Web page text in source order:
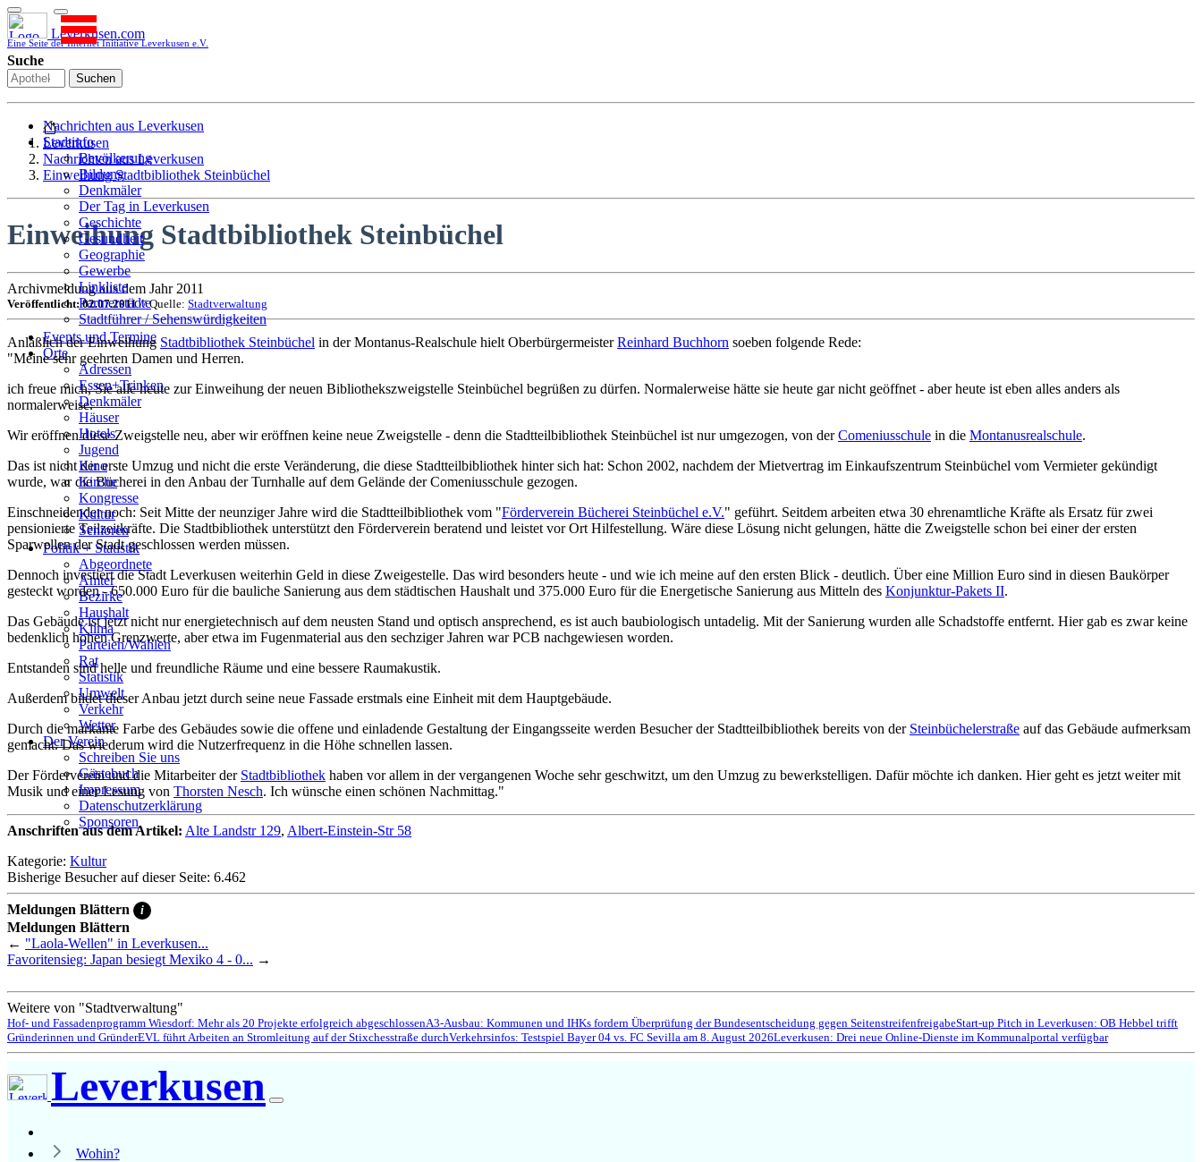
Leverkusen.com
Eine Seite der Internet Initiative Leverkusen e.V.
Suche
Suchen
Nachrichten aus Leverkusen
Stadtinfo
Bevölkerung
Bildung
Denkmäler
Der Tag in Leverkusen
Geschichte
Gesundheit
Geographie
Gewerbe
Linkliste
Partnerstädte
Stadtführer / Sehenswürdigkeiten
Stadtplan
Stadtteile
Sport
Who is who
Wohnen
Events und Termine
Orte
Adressen
Essen+Trinken
Denkmäler
Häuser
Hotels
Jugend
Kino
Kirche
Kongresse
Kultur
Senioren
Stadtführer
Straßen
Politik + Statistik
Abgeordnete
Ämter
Bezirke
Haushalt
Klima
Parteien/Wahlen
Rat
Statistik
Umwelt
Verkehr
Wetter
Der Verein
Schreiben Sie uns
Gästebuch
Impressum
Datenschutzerklärung
Sponsoren
Leverkusen
Nachrichten aus Leverkusen
Einweihung Stadtbibliothek Steinbüchel
Einweihung Stadtbibliothek Steinbüchel
Archivmeldung aus dem Jahr 2011
Veröffentlicht: 02.07.2011// Quelle: Stadtverwaltung
Anläßlich der Einweihung Stadtbibliothek Steinbüchel in der Montanus-Realschule hielt OberbürgermeisterReinhard Buchhorn soeben folgende Rede:
"Meine sehr geehrten Damen und Herren.
ich freue mich, Sie alle heute zur Einweihung der neuen Bibliothekszweigstelle Steinbüchel begrüßen zu dürfen. Normalerweise hätte sie heute gar nicht geöffnet - aber heute ist eben alles anders als
normalerweise.
Wir eröffnen diese Zweigstelle neu, aber wir eröffnen keine neue Zweigstelle - denn die Stadtteilbibliothek Steinbüchel ist nur umgezogen, von derComeniusschule in die Montanusrealschule.
Das ist nicht der erste Umzug und nicht die erste Veränderung, die diese Stadtteilbibliothek hinter sich hat: Schon 2002, nachdem der Mietvertrag im Einkaufszentrum Steinbüchel vom Vermieter gekündigt
wurde, war die Bücherei in den Anbau der Turnhalle auf dem Gelände der Comeniusschule gezogen.
Einschneidender noch: Seit Mitte der neunziger Jahre wird die Stadtteilbibliothek vom "Förderverein Bücherei Steinbüchel e.V." geführt. Seitdem arbeiten etwa 30 ehrenamtliche Kräfte als Ersatz für zwei
pensionierte Teilzeitkräfte. Die Stadtbibliothek unterstützt den Förderverein beratend und leistet vor Ort Hilfestellung. Wäre diese Lösung nicht gelungen, hätte die Zweigstelle schon bei einer der ersten
Sparwellen der Stadt geschlossen werden müssen.
Dennoch investiert die Stadt Leverkusen weiterhin Geld in diese Zweigestelle. Das wird besonders heute - und wie ich meine auf den ersten Blick - deutlich. Über eine Million Euro sind in diesen Baukörper
gesteckt worden - 650.000 Euro für die bauliche Sanierung aus dem städtischen Haushalt und 375.000 Euro für die Energetische Sanierung aus Mitteln des Konjunktur-Pakets II.
Das Gebäude ist jetzt nicht nur energietechnisch auf dem neusten Stand und optisch ansprechend, es ist auch baubiologisch untadelig. Mit der Sanierung wurden alle Schadstoffe entfernt. Hier gab es zwar keine
bedenklich hohen Grenzwerte, aber etwa im Fugenmaterial aus den sechziger Jahren war PCB nachgewiesen worden.
Entstanden sind helle und freundliche Räume und eine bessere Raumakustik.
Außerdem bildet dieser Anbau jetzt durch seine neue Fassade erstmals eine Einheit mit dem Hauptgebäude.
Durch die markante Farbe des Gebäudes sowie die offene und einladende Gestaltung der Eingangsseite werden Besucher der Stadtteilbibliothek bereits von der Steinbüchelerstraße auf das Gebäude aufmerksam
gemacht. Das wiederum wird die Nutzerfrequenz in die Höhe schnellen lassen.
Der Förderverein und die Mitarbeiter der Stadtbibliothek haben vor allem in der vergangenen Woche sehr geschwitzt, um den Umzug zu bewerkstelligen. Dafür möchte ich danken. Hier geht es jetzt weiter mit
Musik und einer Lesung von Thorsten Nesch. Ich wünsche einen schönen Nachmittag."
Anschriften aus dem Artikel: Alte Landstr 129, Albert-Einstein-Str 58
Kategorie: Kultur
Bisherige Besucher auf dieser Seite: 6.462
Meldungen Blättern i
Meldungen Blättern
← "Laola-Wellen" in Leverkusen...
Favoritensieg: Japan besiegt Mexiko 4 - 0... →
Weitere von "Stadtverwaltung"
Hof- und Fassadenprogramm Wiesdorf: Mehr als 20 Projekte erfolgreich abgeschlossenA3-Ausbau: Kommunen und IHKs fordern Überprüfung der Bundesentscheidung gegen SeitenstreifenfreigabeStart-up Pitch in Leverkusen: OB Hebbel trifft
Gründerinnen und GründerEVL führt Arbeiten an Stromleitung auf der Stixchesstraße durchVerkehrsinfos: Testspiel Bayer 04 vs. FC Sevilla am 8. August 2026Leverkusen: Drei neue Online-Dienste im Kommunalportal verfügbar
Leverkusen
Wohin?